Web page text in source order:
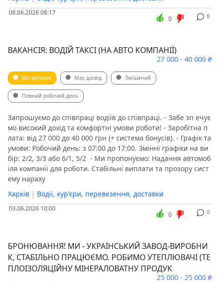
08.06.2026 08:17 0
0
ВАКАНСІЯ: ВОДІЙ ТАКСІ (НА АВТО КОМПАНІЇ)
27 000 - 40 000 ₴
Без резюме Має досвід Змішаний
Повний робочий день
​Запрошуємо до співпраці водіїв до співпраці. - Забе зп ечує
мо високий дохід та комфортні умови роботи! ​- Заробітна п
лата: від 27 000 до 40 000 грн (+ система бонусів). ​- Графік та
умови: ​Робочий день: з 07:00 до 17:00. ​Змінні графіки на ви
бір: 2/2, 3/3 або 6/1, 5/2 ​ ​- Ми пропонуємо: ​Надання автомоб
іля компанії для роботи. ​Стабільні виплати та прозору сист
ему нараху
Харків | Водії, кур'єри, перевезення, доставки
03.06.2026 10:00 0
0
БРОНЮВАННЯ! МИ - УКРАЇНСЬКИЙ ЗАВОД-ВИРОБНИ
К, СТАБІЛЬНО ПРАЦЮЄМО. РОБИМО УТЕПЛЮВАЧІ (ТЕ
ПЛОІЗОЛЯЦІЙНУ МІНЕРАЛОВАТНУ ПРОДУК
25 000 - 25 000 ₴